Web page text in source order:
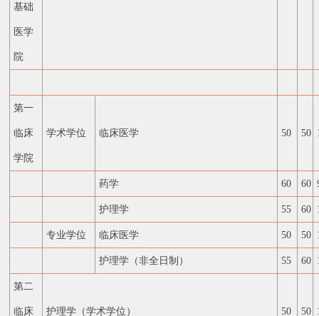
基础
医学
院
第一
临床
学院
学术学位 临床医学 50 50
药学 60 60
护理学 55 60
专业学位 临床医学 50 50
护理学（非全日制） 55 60
第二
临床 护理学（学术学位） 50 50